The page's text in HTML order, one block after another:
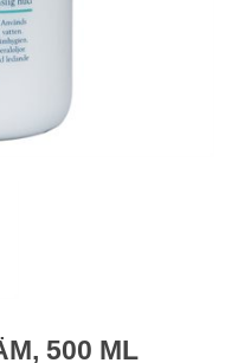
500 ML